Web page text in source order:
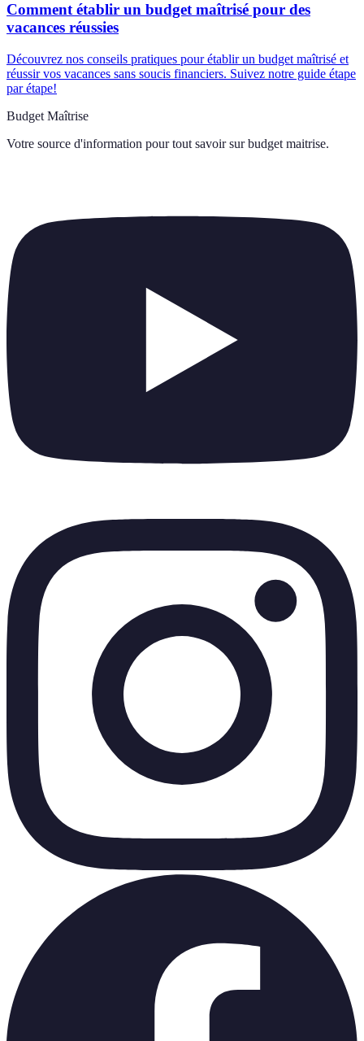
Comment établir un budget maîtrisé pour des
vacances réussies
Découvrez nos conseils pratiques pour établir un budget maîtrisé et
réussir vos vacances sans soucis financiers. Suivez notre guide étape
par étape!
Budget Maîtrise
Votre source d'information pour tout savoir sur budget maitrise.